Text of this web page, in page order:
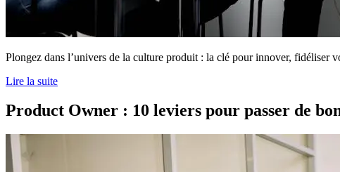
Plongez dans l’univers de la culture produit : la clé pour innover, fidéliser
Lire la suite
Product Owner : 10 leviers pour passer de